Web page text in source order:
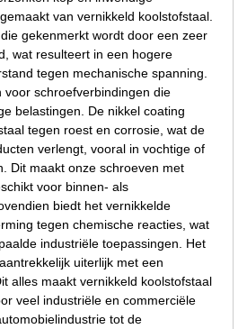
van vernikkeld koolstofstaal.
gekenmerkt wordt door een zeer
wat resulteert in een hogere
tegen mechanische spanning.
voor schroefverbindingen die
belastingen. De nikkel coating
tegen roest en corrosie, wat de
verlengt, vooral in vochtige of
Dit maakt onze schroeven met
voor binnen- als
biedt het vernikkelde
tegen chemische reacties, wat
industriële toepassingen. Het
uiterlijk met een
alles maakt vernikkeld koolstofstaal
veel industriële en commerciële
tot de